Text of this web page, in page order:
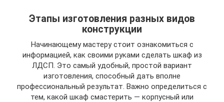
Этапы изготовления разных видов
конструкции
Начинающему мастеру стоит ознакомиться с
информацией, как своими руками сделать шкаф из
ЛДСП. Это самый удобный, простой вариант
изготовления, способный дать вполне
профессиональный результат. Важно определиться с
тем, какой шкаф смастерить — корпусный или